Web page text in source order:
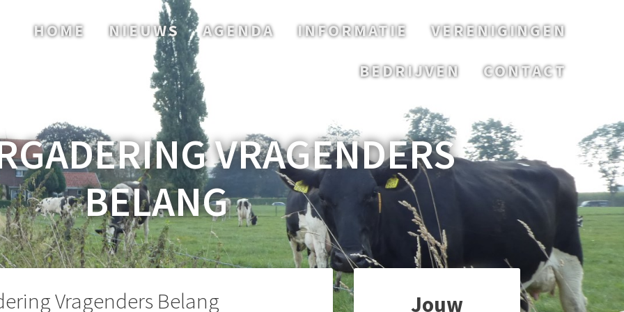
HOME NIEUWS AGENDA INFORMATIE
VERENIGINGEN
BEDRIJVEN
CONTACT
VRAGENDERS
BELANG
Vragenders Belang
Jouw